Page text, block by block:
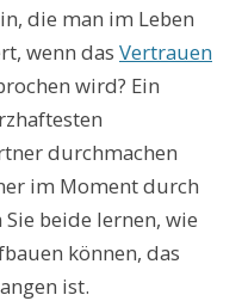
die man im Leben
wenn das Vertrauen
wird? Ein
durchmachen
im Moment durch
beide lernen, wie
können, das
ist.